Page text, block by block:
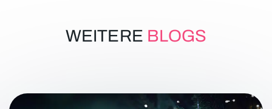
WEITERE BLOGS